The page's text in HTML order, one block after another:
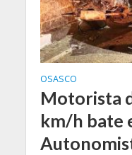
OSASCO
Motorista
km/h bate